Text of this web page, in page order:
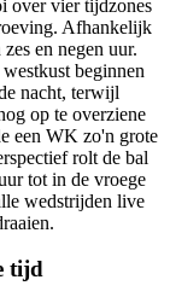
over vier tijdzones
Afhankelijk
en negen uur.
beginnen
nacht, terwijl
op te overziene
een WK zo'n grote
rolt de bal
tot in de vroege
wedstrijden live
tijd